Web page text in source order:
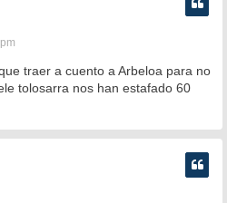
traer a cuento a Arbeloa para no
tolosarra nos han estafado 60